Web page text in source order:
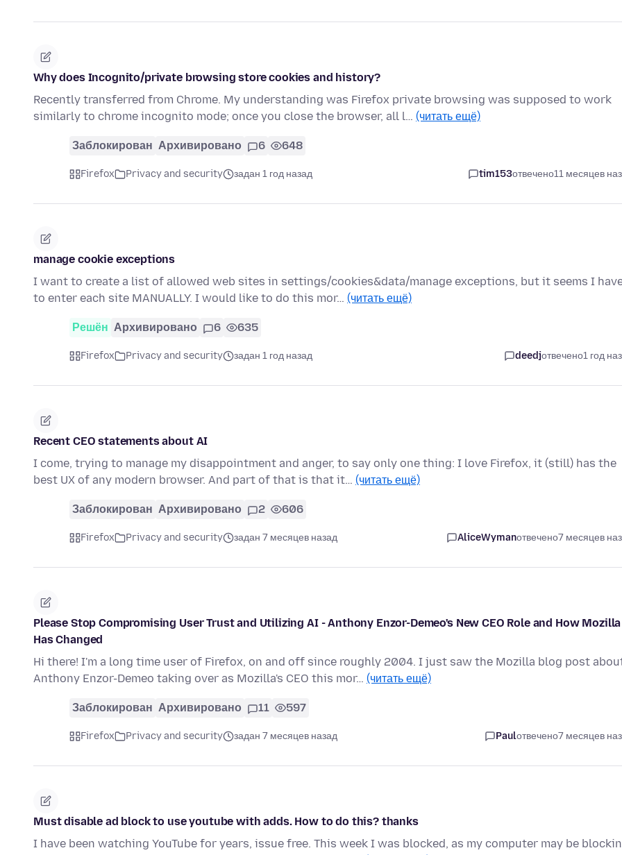
Why does Incognito/private browsing store cookies and history?
Recently transferred from Chrome. My understanding was Firefox private browsing was supposed to work
similarly to chrome incognito mode; once you close the browser, all l… (читать ещё)
Заблокирован Архивировано 6 648
Firefox Privacy and security задан 1 год назад tim153отвечено11 месяцев
manage cookie exceptions
I want to create a list of allowed web sites in settings/cookies&data/manage exceptions, but it seems I
to enter each site MANUALLY. I would like to do this mor… (читать ещё)
Решён Архивировано 6 635
Firefox Privacy and security задан 1 год назад deedjотвечено1 год
Recent CEO statements about AI
I come, trying to manage my disappointment and anger, to say only one thing: I love Firefox, it (still) has the
best UX of any modern browser. And part of that is that it… (читать ещё)
Заблокирован Архивировано 2 606
Firefox Privacy and security задан 7 месяцев назад AliceWymanотвечено7 месяцев
Please Stop Compromising User Trust and Utilizing AI - Anthony Enzor-Demeo's New CEO Role and How Mozilla
Has Changed
Hi there! I'm a long time user of Firefox, on and off since roughly 2004. I just saw the Mozilla blog post
Anthony Enzor-Demeo taking over as Mozilla's CEO this mor… (читать ещё)
Заблокирован Архивировано 11 597
Firefox Privacy and security задан 7 месяцев назад Paulотвечено7 месяцев
Must disable ad block to use youtube with adds. How to do this? thanks
I have been watching YouTube for years, issue free. This week I was blocked, as my computer may be